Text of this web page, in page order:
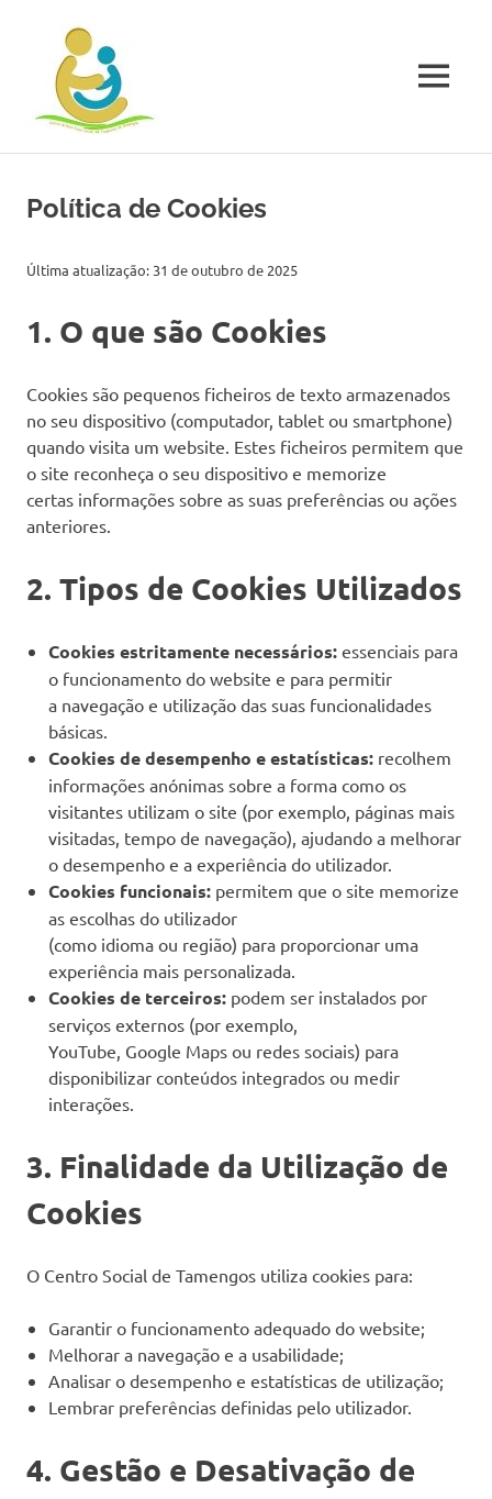
content
de
Tamengos
Bem
Social
de
de
uma
instituição
particular
solidariedade
social
(IPSS),
dá
resposta
à
comunidade
infância,
através
centro
atividades
tempos
livres
(C.A.T.L.)
e
terceira
centro
dia
(C.D.).
MENU
Política de Cookies
Última atualização: 31 de outubro de 2025
1. O que são Cookies
Cookies são pequenos ficheiros de texto armazenados
no seu dispositivo (computador, tablet ou smartphone)
quando visita um website. Estes ficheiros permitem que
o site reconheça o seu dispositivo e memorize
certas informações sobre as suas preferências ou ações
anteriores.
2. Tipos de Cookies Utilizados
Cookies estritamente necessários: essenciais para
o funcionamento do website e para permitir
a navegação e utilização das suas funcionalidades
básicas.
Cookies de desempenho e estatísticas: recolhem
informações anónimas sobre a forma como os
visitantes utilizam o site (por exemplo, páginas mais
visitadas, tempo de navegação), ajudando a melhorar
o desempenho e a experiência do utilizador.
Cookies funcionais: permitem que o site memorize
as escolhas do utilizador
(como idioma ou região) para proporcionar uma
experiência mais personalizada.
Cookies de terceiros: podem ser instalados por
serviços externos (por exemplo,
YouTube, Google Maps ou redes sociais) para
disponibilizar conteúdos integrados ou medir
interações.
3. Finalidade da Utilização de
Cookies
O Centro Social de Tamengos utiliza cookies para:
Garantir o funcionamento adequado do website;
Melhorar a navegação e a usabilidade;
Analisar o desempenho e estatísticas de utilização;
Lembrar preferências definidas pelo utilizador.
4. Gestão e Desativação de